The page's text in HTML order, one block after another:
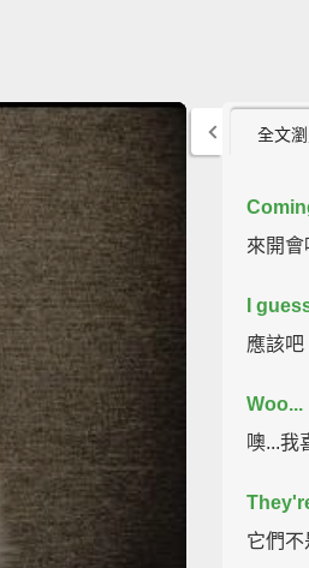
全文
來開會
I
應該吧
噢...我
它們不